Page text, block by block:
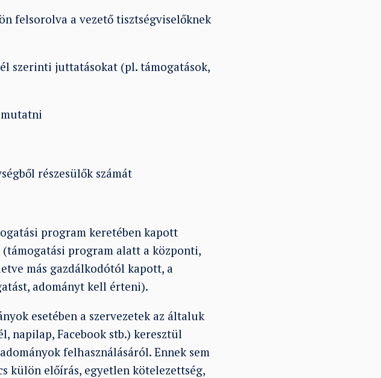
a vezető tisztségviselőknek
juttatásokat (pl. támogatások,
részesülők számát
program keretében kapott
(támogatási program alatt a központi,
más gazdálkodótól kapott, a
adományt kell érteni).
esetében a szervezetek az általuk
napilap, Facebook stb.) keresztül
felhasználásáról. Ennek sem
külön előírás, egyetlen kötelezettség,